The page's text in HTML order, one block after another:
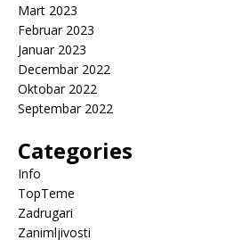
Mart 2023
Februar 2023
Januar 2023
Decembar 2022
Oktobar 2022
Septembar 2022
Categories
Info
TopTeme
Zadrugari
Zanimljivosti